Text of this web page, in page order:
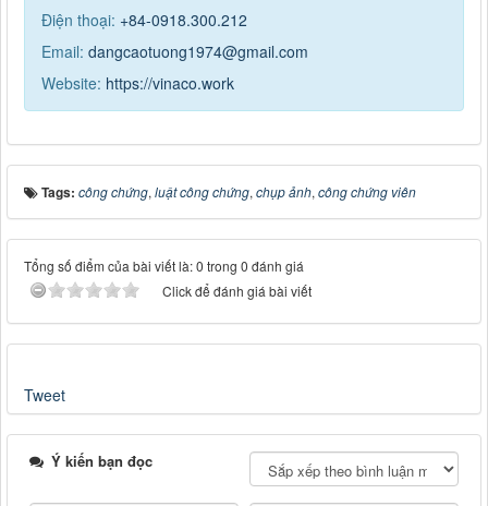
Điện thoại: +84-0918.300.212
Email: dangcaotuong1974@gmail.com
Website: https://vinaco.work
Tags: công chứng, luật công chứng, chụp ảnh, công chứng viên
Tổng số điểm của bài viết là: 0 trong 0 đánh giá
Click để đánh giá bài viết
Tweet
Ý kiến bạn đọc